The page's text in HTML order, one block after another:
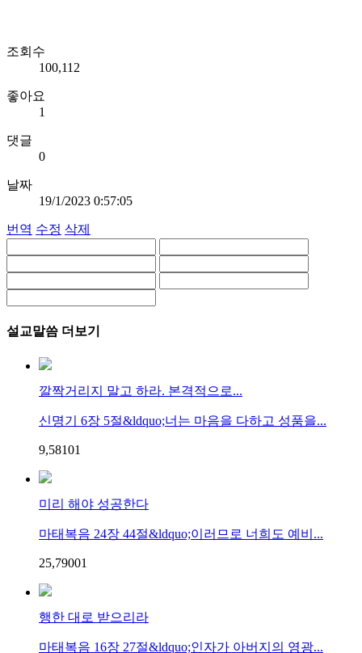
조회수
100,112
좋아요
1
댓글
0
날짜
19/1/2023 0:57:05
번역 수정 삭제
설교말씀 더보기
깔짝거리지 말고 하라. 본격적으로...
신명기 6장 5절&ldquo;너는 마음을 다하고 성품을...
9,58101
미리 해야 성공한다
마태복음 24장 44절&ldquo;이러므로 너희도 예비...
25,79001
행한 대로 받으리라
마태복음 16장 27절&ldquo;인자가 아버지의 영광...